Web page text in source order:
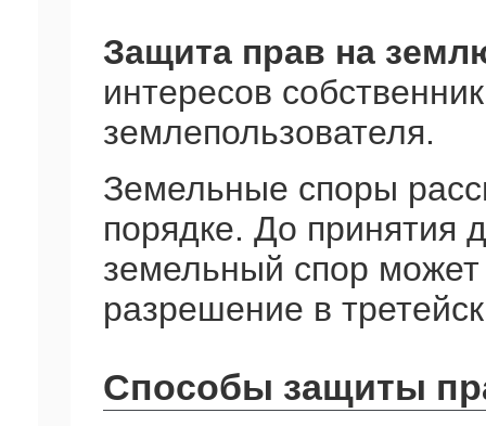
Защита прав на
интересов
землепользователя.
Земельные споры
порядке. До принятия
земельный спор
разрешение в
Способы защиты